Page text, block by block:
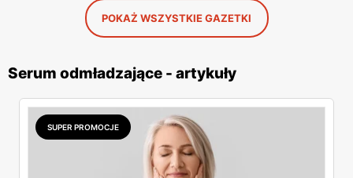
POKAŻ WSZYSTKIE GAZETKI
Serum odmładzające - artykuły
SUPER PROMOCJE